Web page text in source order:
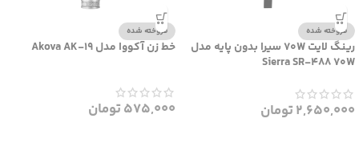
فروخته شده
رینگ لایت 70W سیرا بدون پایه مدل
Sierra SR-488 70W
2,650,000تومان
فروخته شده
خط زن آکووا مدل Akova AK-19
575,000تومان